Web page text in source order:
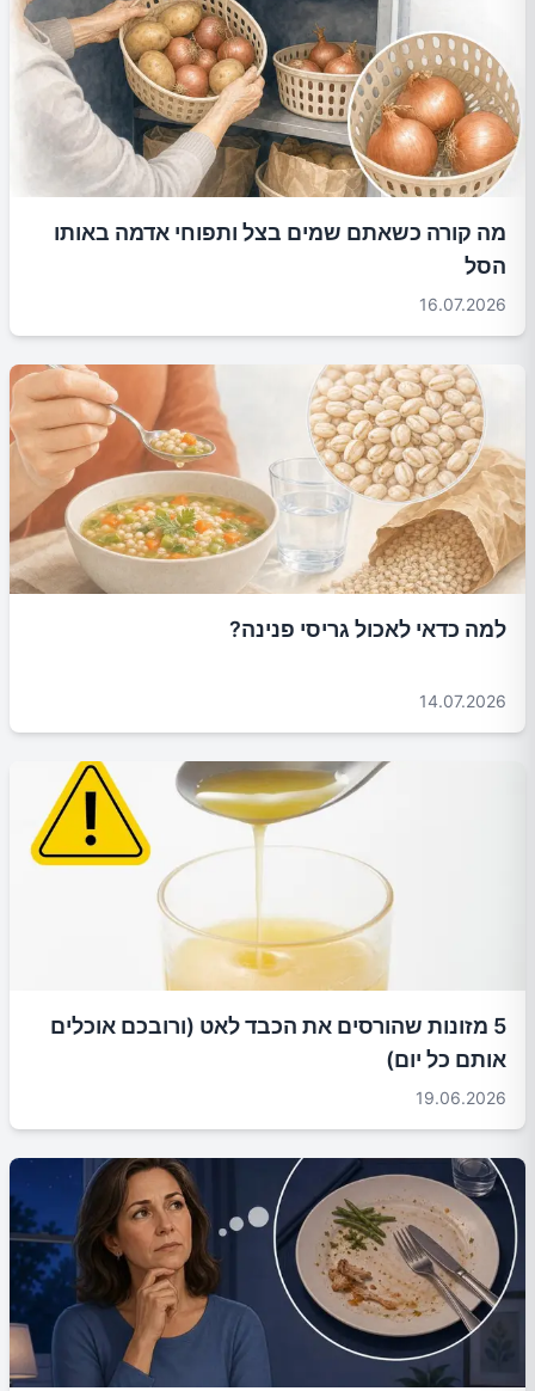
מה קורה כשאתם שמים בצל ותפוחי אדמה באותו
הסל
16.07.2026
למה כדאי לאכול גריסי פנינה?
14.07.2026
5 מזונות שהורסים את הכבד לאט (ורובכם אוכלים
אותם כל יום)
19.06.2026